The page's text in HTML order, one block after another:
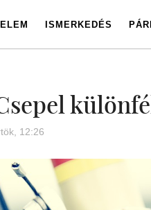
ISMERKEDÉS
12:26